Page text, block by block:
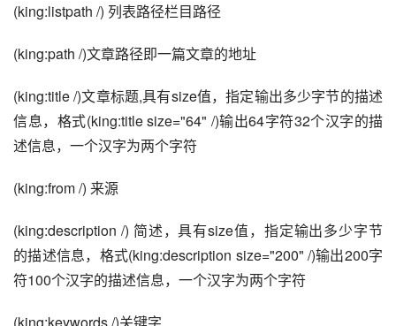
(king:listpath /) 列表路径栏目路径
(king:path /)文章路径即一篇文章的地址
(king:title /)文章标题,具有size值，指定输出多少字节的描述
信息，格式(king:title size="64" /)输出64字符32个汉字的描
述信息，一个汉字为两个字符
(king:from /) 来源
(king:description /) 简述，具有size值，指定输出多少字节
的描述信息，格式(king:description size="200" /)输出200字
符100个汉字的描述信息，一个汉字为两个字符